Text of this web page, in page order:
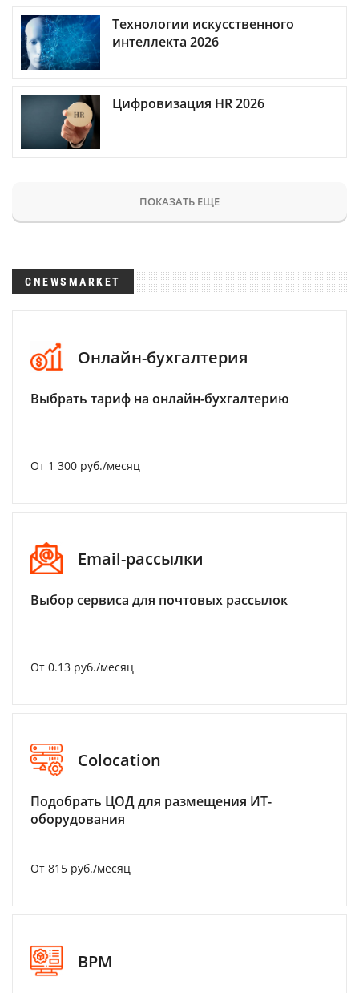
Технологии искусственного
интеллекта 2026
Цифровизация HR 2026
ПОКАЗАТЬ ЕЩЕ
CNEWSMARKET
Онлайн-бухгалтерия
Выбрать тариф на онлайн-бухгалтерию
От 1 300 руб./месяц
Email-рассылки
Выбор сервиса для почтовых рассылок
От 0.13 руб./месяц
Colocation
Подобрать ЦОД для размещения ИТ-
оборудования
От 815 руб./месяц
BPM